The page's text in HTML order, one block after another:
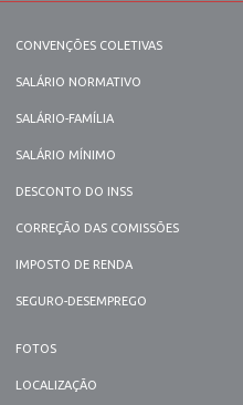
CONVENÇÕES COLETIVAS
SALÁRIO NORMATIVO
SALÁRIO-FAMÍLIA
SALÁRIO MÍNIMO
DESCONTO DO INSS
CORREÇÃO DAS COMISSÕES
IMPOSTO DE RENDA
SEGURO-DESEMPREGO
FOTOS
LOCALIZAÇÃO